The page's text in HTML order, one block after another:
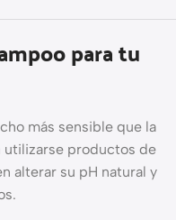
para tu
más sensible que la
utilizarse productos de
alterar su pH natural y